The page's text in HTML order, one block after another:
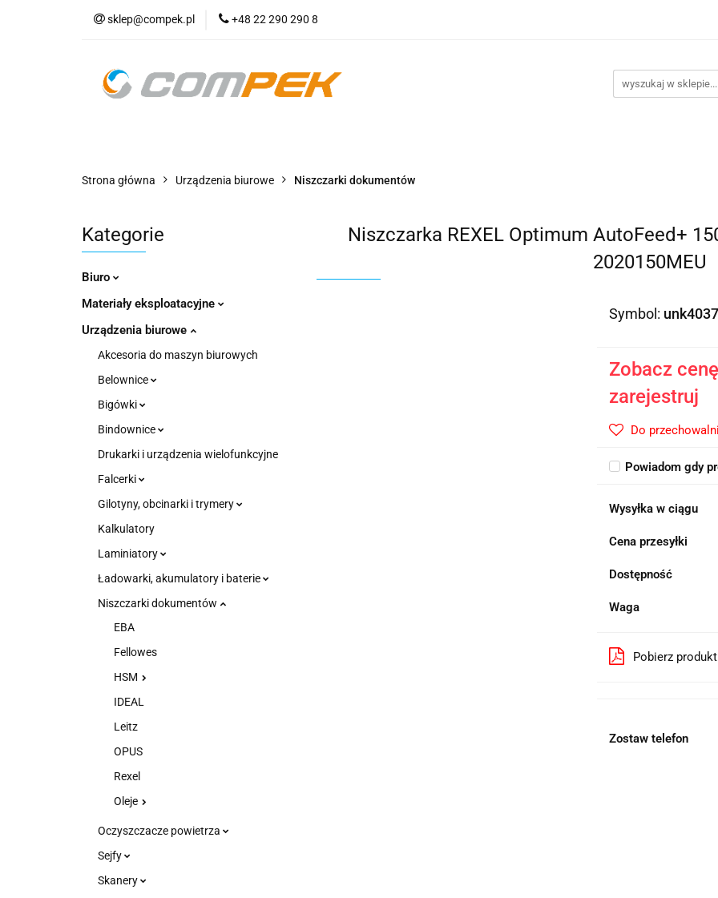
sklep@compek.pl +48 22 290 290 8
O nas
Strona główna Urządzenia biurowe Niszczarki dokumentów
Kategorie
Biuro
Materiały eksploatacyjne
Urządzenia biurowe
Akcesoria do maszyn biurowych
Belownice
Bigówki
Bindownice
Drukarki i urządzenia wielofunkcyjne
Falcerki
Gilotyny, obcinarki i trymery
Kalkulatory
Laminiatory
Ładowarki, akumulatory i baterie
Niszczarki dokumentów
EBA
Fellowes
HSM
IDEAL
Leitz
OPUS
Rexel
Oleje
Oczyszczacze powietrza
Sejfy
Skanery
Niszczarka REXEL Optimum AutoFeed+
2020150MEU
Symbol:
Zobacz
zarejestruj
Do przechowalni
Powiadom gdy
Wysyłka w ciągu
Cena przesyłki
Dostępność
Waga
Pobierz
Zostaw telefon